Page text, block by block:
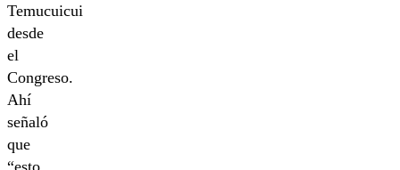
Temucuicui
desde
el
Congreso.
Ahí
señaló
que
“esto